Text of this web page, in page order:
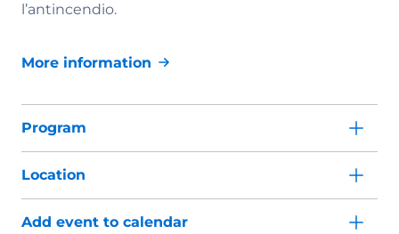
l’antincendio.
More information
Program
Location
Add event to calendar